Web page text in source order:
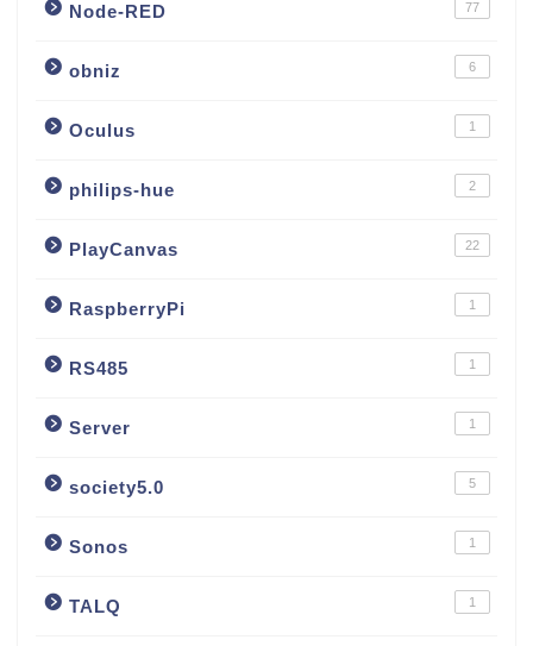
Node-RED 77
obniz 6
Oculus 1
philips-hue 2
PlayCanvas 22
RaspberryPi 1
RS485 1
Server 1
society5.0 5
Sonos 1
TALQ 1